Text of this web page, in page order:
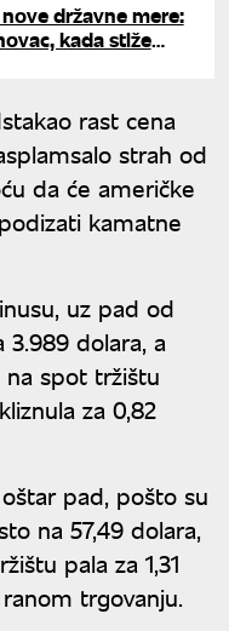
državne mere:
kada stiže
rast cena
strah od
da će američke
kamatne
uz pad od
dolara, a
na spot tržištu
za 0,82
pad, pošto su
na 57,49 dolara,
pala za 1,31
trgovanju.